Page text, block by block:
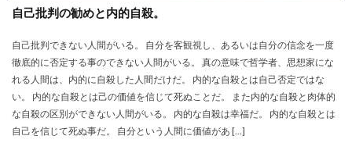
自己批判の勧めと内的自殺。
自己批判できない人間がいる。 自分を客観視し、あるいは自分の信念を一度
徹底的に否定する事のできない人間がいる。 真の意味で哲学者、思想家にな
れる人間は、内的に自殺した人間だけだ。 内的な自殺とは自己否定ではな
い。 内的な自殺とは己の価値を信じて死ぬことだ。 また内的な自殺と肉体的
な自殺の区別ができない人間がいる。 内的な自殺は幸福だ。 内的な自殺とは
自己を信じて死ぬ事だ。 自分という人間に価値があ […]